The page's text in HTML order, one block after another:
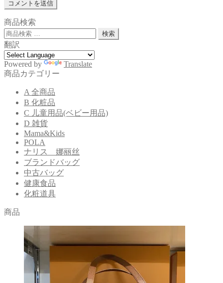
商品検索
検
索
対
象:
検索
翻訳
Powered by
Translate
商品カテゴリー
A 全商品
B 化粧品
C 儿童用品(ベビー用品)
D 雑貨
Mama&Kids
POLA
ナリス 娜丽丝
ブランドバッグ
中古バッグ
健康食品
化粧道具
商品